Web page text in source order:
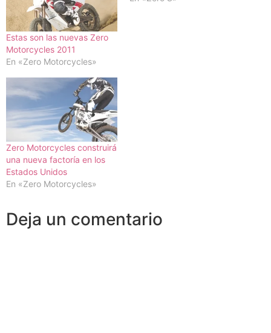
Estas son las nuevas Zero
Motorcycles 2011
En «Zero Motorcycles»
Zero Motorcycles construirá
una nueva factoría en los
Estados Unidos
En «Zero Motorcycles»
Deja un comentario